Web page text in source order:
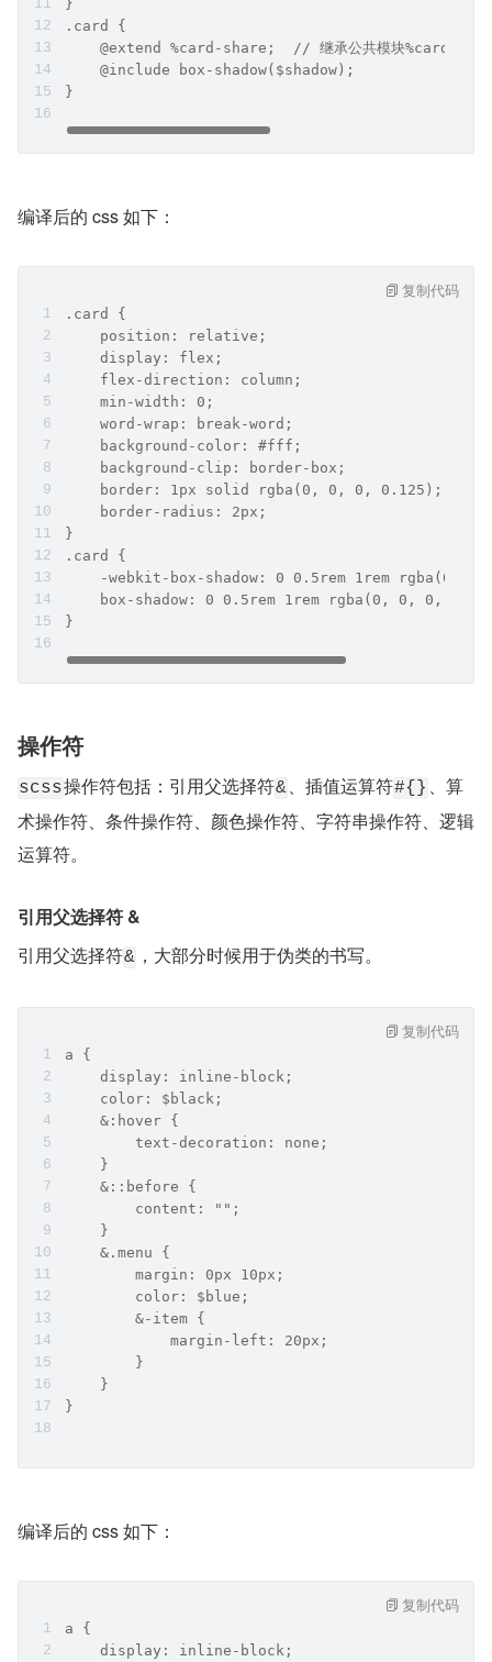
}
.card {
@extend %card-share;  // 继承公共模块%card-
    @include box-shadow($shadow);
}
编译后的 css 如下：
.card {
    position: relative;
    display: flex;
    flex-direction: column;
    min-width: 0;
    word-wrap: break-word;
    background-color: #fff;
    background-clip: border-box;
    border: 1px solid rgba(0, 0, 0, 0.125);
    border-radius: 2px;
}
.card {
-webkit-box-shadow: 0 0.5rem 1rem rgba(0, 0,
box-shadow: 0 0.5rem 1rem rgba(0, 0, 0,
}
复制代码
操作符
scss操作符包括：引用父选择符& 、插值运算符#{}
、算
术操作符、条件操作符、颜色操作符、字符串操作符、逻辑
运算符。
引用父选择符 &
引用父选择符& ，大部分时候用于伪类的书写。
a {
    display: inline-block;
    color: $black;
    &:hover {
        text-decoration: none;
    }
    &::before {
        content: "";
    }
    &.menu {
        margin: 0px 10px;
        color: $blue;
        &-item {
            margin-left: 20px;
        }
    }
}
复制代码
编译后的 css 如下：
a {
    display: inline-block;
复制代码